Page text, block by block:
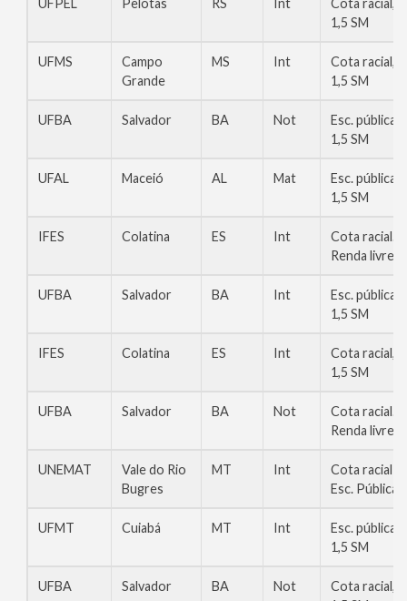
1,5 SM
UFMS
Campo
Grande
MS Int
Cota racial,
1,5 SM
UFBA Salvador BA Not
Esc. pública,
1,5 SM
UFAL Maceió AL Mat
Esc. pública,
1,5 SM
IFES Colatina ES Int
Cota racial.
Renda livre
UFBA Salvador BA Int
Esc. pública,
1,5 SM
IFES Colatina ES Int
Cota racial,
1,5 SM
UFBA Salvador BA Not
Cota racial.
Renda livre
UNEMAT
Vale do Rio
Bugres
MT Int
Cota racial
Esc. Pública
UFMT Cuiabá MT Int
Esc. pública,
1,5 SM
UFBA Salvador BA Not
Cota racial,